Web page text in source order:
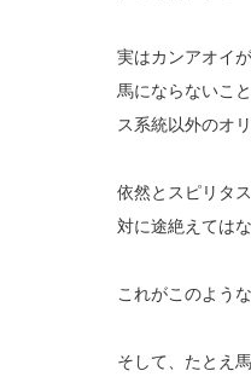
実はカンアオイ
馬にならないこ
ス系統以外のオ
依然とスピリタ
対に途絶えては
これがこのよう
そして、たとえ